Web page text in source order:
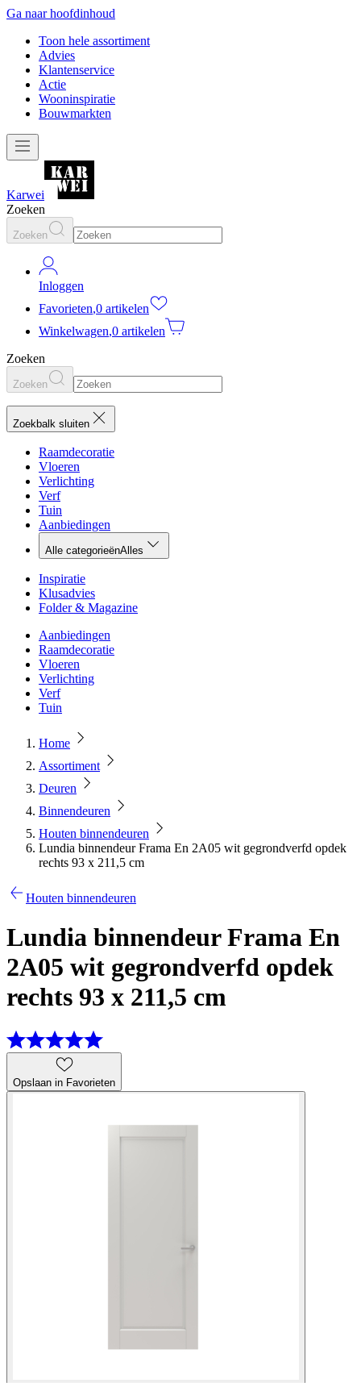
Ga naar hoofdinhoud
Toon hele assortiment
Advies
Klantenservice
Actie
Wooninspiratie
Bouwmarkten
Karwei
Zoeken
Zoeken
Inloggen
Favorieten,0 artikelen
Winkelwagen,0 artikelen
Zoeken
Zoeken
Zoekbalk sluiten
Raamdecoratie
Vloeren
Verlichting
Verf
Tuin
Aanbiedingen
Alle categorieënAlles
Inspiratie
Klusadvies
Folder & Magazine
Aanbiedingen
Raamdecoratie
Vloeren
Verlichting
Verf
Tuin
Home
Assortiment
Deuren
Binnendeuren
Houten binnendeuren
Lundia binnendeur Frama En 2A05 wit gegrondverfd opdek
rechts 93 x 211,5 cm
Houten binnendeuren
Lundia binnendeur Frama En
2A05 wit gegrondverfd opdek
rechts 93 x 211,5 cm
Opslaan in Favorieten